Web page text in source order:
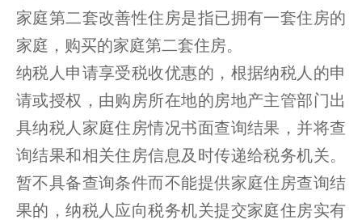
家庭第二套改善性住房是指已拥有一套住房的
家庭，购买的家庭第二套住房。
纳税人申请享受税收优惠的，根据纳税人的申
请或授权，由购房所在地的房地产主管部门出
具纳税人家庭住房情况书面查询结果，并将查
询结果和相关住房信息及时传递给税务机关。
暂不具备查询条件而不能提供家庭住房查询结
果的，纳税人应向税务机关提交家庭住房实有